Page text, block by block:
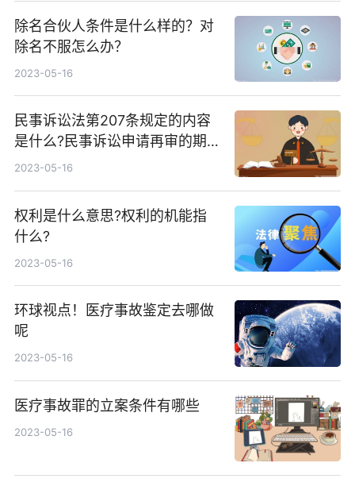
除名合伙人条件是什么样的？对
除名不服怎么办？
2023-05-16
民事诉讼法第207条规定的内容
是什么?民事诉讼申请再审的期
限是多久?
2023-05-16
权利是什么意思?权利的机能指
什么?
2023-05-16
环球视点！医疗事故鉴定去哪做
呢
2023-05-16
医疗事故罪的立案条件有哪些
2023-05-16